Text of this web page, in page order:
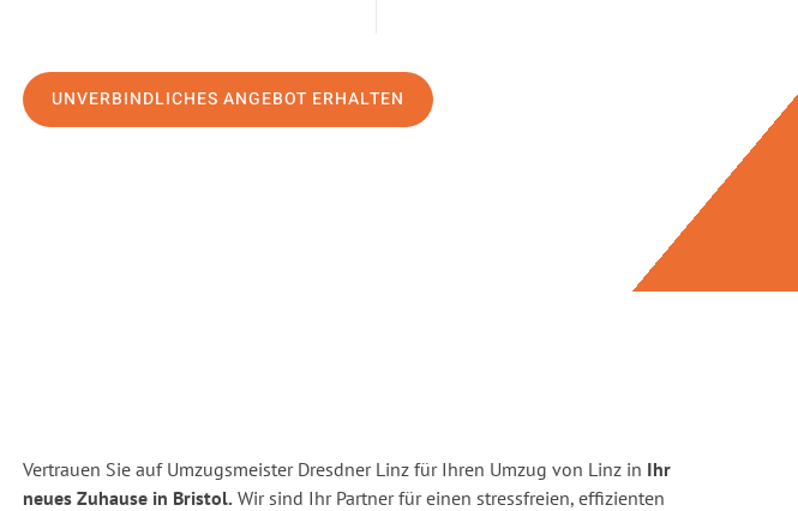
UNVERBINDLICHES ANGEBOT ERHALTEN
Vertrauen Sie auf Umzugsmeister Dresdner Linz für Ihren Umzug von Linz in Ihr
neues Zuhause in Bristol. Wir sind Ihr Partner für einen stressfreien, effizienten